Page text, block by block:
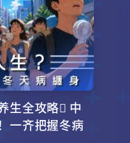
生全攻略 中
一齐把握冬病